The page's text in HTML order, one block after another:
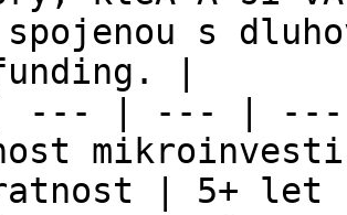
s
|
--- | --- |
| 5+